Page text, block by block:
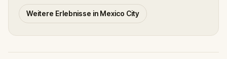
Weitere Erlebnisse in Mexico City